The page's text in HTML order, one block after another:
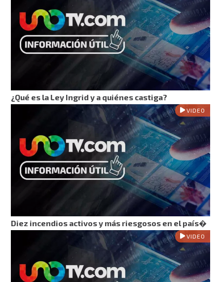
¿Qué es la Ley Ingrid y a quiénes castiga?
VIDEO
Diez incendios activos y más riesgosos en el país�
VIDEO